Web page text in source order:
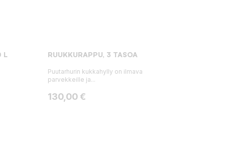
L RUUKKURAPPU, 3 TASOA
Puutarhurin kukkahylly on ilmava
parvekkeille ja...
Hinta
130,00 €